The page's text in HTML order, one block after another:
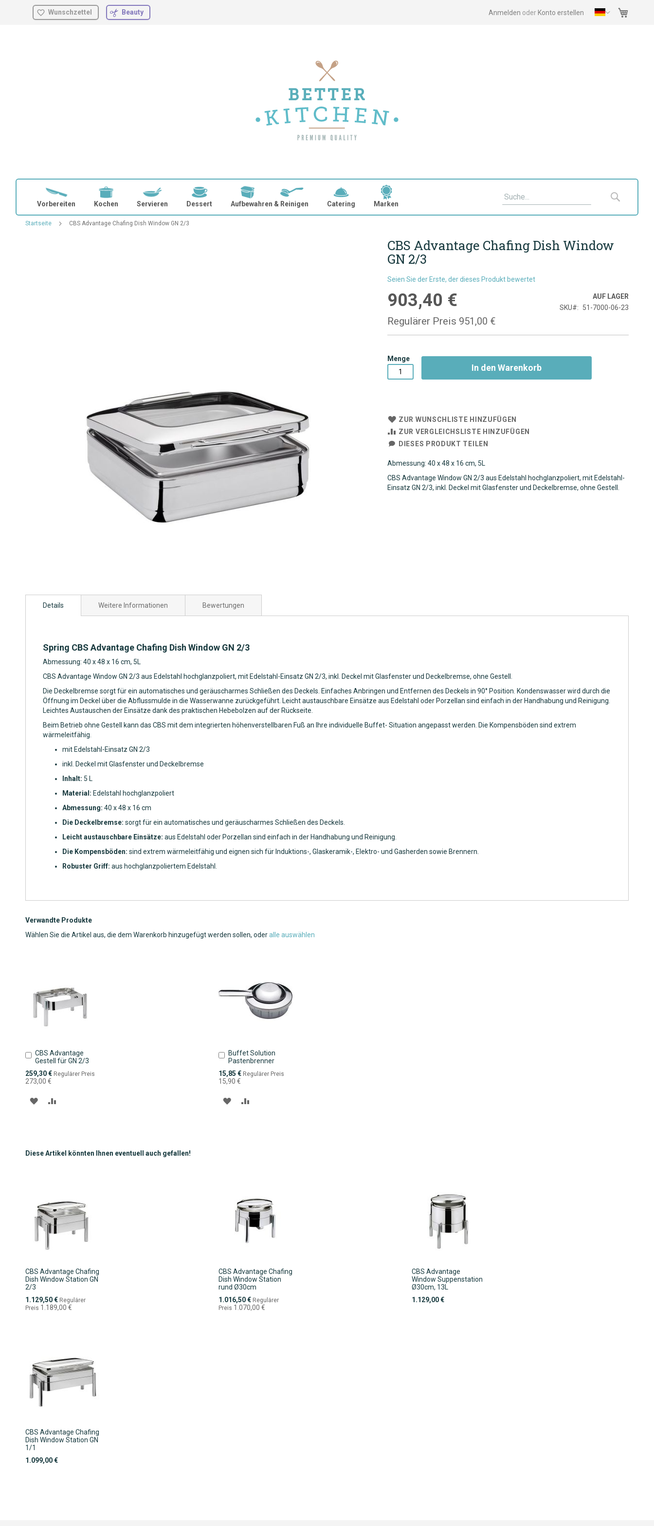
Zum
Anmelden Konto erstellen
Wunschzettel Beauty
Vorbereiten Kochen Servieren Dessert Aufbewahren & Reinigen Catering Marken Suche
Startseite CBS Advantage Chafing Dish Window GN 2/3
Anfang
CBS Advantage Chafing Dish Window
GN 2/3
Seien Sie der Erste, der dieses Produkt bewertet
Sonderpreis
903,40 €
Regulärer Preis 951,00 €
AUF LAGER
SKU
51-7000-06-23
Menge
In den Warenkorb
ZUR WUNSCHLISTE HINZUFÜGEN
ZUR VERGLEICHSLISTE HINZUFÜGEN
DIESES PRODUKT TEILEN
Abmessung: 40 x 48 x 16 cm, 5L
CBS Advantage Window GN 2/3 aus Edelstahl hochglanzpoliert, mit Edelstahl-
Einsatz GN 2/3, inkl. Deckel mit Glasfenster und Deckelbremse, ohne Gestell.
Details
Spring CBS Advantage Chafing Dish Window GN 2/3
Abmessung: 40 x 48 x 16 cm, 5L
CBS Advantage Window GN 2/3 aus Edelstahl hochglanzpoliert, mit Edelstahl-Einsatz GN 2/3, inkl. Deckel mit Glasfenster und Deckelbremse, ohne Gestell.
Die Deckelbremse sorgt für ein automatisches und geräuscharmes Schließen des Deckels. Einfaches Anbringen und Entfernen des Deckels in 90° Position. Kondenswasser wird durch die
Öffnung im Deckel über die Abflussmulde in die Wasserwanne zurückgeführt. Leicht austauschbare Einsätze aus Edelstahl oder Porzellan sind einfach in der Handhabung und Reinigung.
Leichtes Austauschen der Einsätze dank des praktischen Hebebolzen auf der Rückseite.
Beim Betrieb ohne Gestell kann das CBS mit dem integrierten höhenverstellbaren Fuß an Ihre individuelle Buffet- Situation angepasst werden. Die Kompensböden sind extrem
wärmeleitfähig.
mit Edelstahl-Einsatz GN 2/3
inkl. Deckel mit Glasfenster und Deckelbremse
Inhalt: 5 L
Material: Edelstahl hochglanzpoliert
Abmessung: 40 x 48 x 16 cm
Die Deckelbremse: sorgt für ein automatisches und geräuscharmes Schließen des Deckels.
Leicht austauschbare Einsätze: aus Edelstahl oder Porzellan sind einfach in der Handhabung und Reinigung.
Die Kompensböden: sind extrem wärmeleitfähig und eignen sich für Induktions-, Glaskeramik-, Elektro- und Gasherden sowie Brennern.
Robuster Griff: aus hochglanzpoliertem Edelstahl.
Weitere Informationen Bewertungen
Verwandte Produkte
Wählen Sie die Artikel aus, die dem Warenkorb hinzugefügt werden sollen, oderalle auswählen
CBS Advantage
Gestell für GN 2/3
Sonderpreis
259,30 € Regulärer Preis
273,00 €
In
den
Warenkorb
ZUR
Buffet Solution
Pastenbrenner
Sonderpreis
15,85 € Regulärer Preis
15,90 €
In
den
Warenkorb
ZUR
Diese Artikel könnten Ihnen eventuell auch gefallen!
CBS Advantage Chafing
Dish Window Station GN
2/3
Sonderpreis
1.129,50 € Regulärer
Preis 1.189,00 €
CBS Advantage Chafing
Dish Window Station
rund Ø30cm
Sonderpreis
1.016,50 € Regulärer
Preis 1.070,00 €
CBS Advantage
Window Suppenstation
Ø30cm, 13L
1.129,00 €
CBS Advantage Chafing
Dish Window Station GN
1/1
1.099,00 €